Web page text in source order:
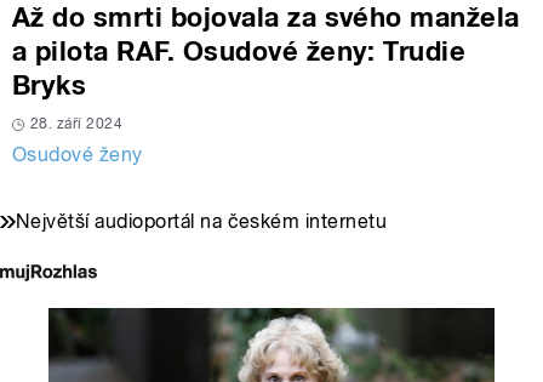
Až do smrti bojovala za svého manžela
a pilota RAF. Osudové ženy: Trudie
Bryks
28. září 2024
Osudové ženy
Největší audioportál na českém internetu